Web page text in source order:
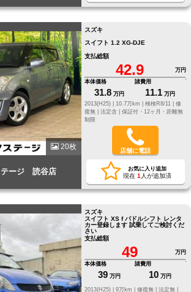
20枚
テージ 読谷店
スズキ
スイフト 1.2 XG-DJE
支払総額
42.9
万円
本体価格
31.8 万円
諸費用
11.1 万円
2013(H25) |
10.7万km | 検検R8/11 | 修
復無 | 法定含 | 保証付・12ヶ月・距離無
制限
店舗に電話
お気に入り追加
現在 1 人が追加済
スズキ
スイフト XS f パドルシフト レンタ
カー登録します 試乗してご検討くだ
さい
支払総額
49
万円
本体価格
39 万円
諸費用
10 万円
修復無 | 法定無 |